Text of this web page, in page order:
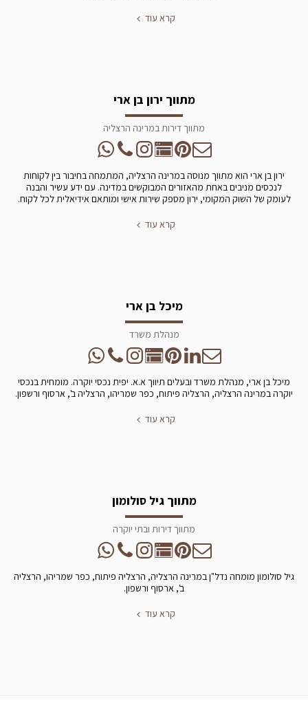
קרא עוד
מתווך ירון בן ארי
מתווך דירות במרינה הרצליה
ירון בן ארי הוא מתווך מנוסה במרינה הרצליה, המתמחה בחיבור בין לקוחות
לנכסים מניבים באחת מהאזורים המבוקשים במדינה. עם ידע עשיר והבנה
לעומק של השוק המקומי, ירון מספק שירות אישי ומותאם אידיאלית לכל לקוח.
קרא עוד
מיכל בן ארי
מנהלת משרד
מיכל בן ארי, מנהלת משרד ובעלים תיווך א.א. יפית נכסי יוקרה. מומחית בנכסי
יוקרה במרינה הרצליה, הרצליה פיתוח, כפר שמריהו, הרצליה ב', ארסוף ורשפון.
קרא עוד
מתווך גיל סולומון
מתווך דירות ובתי יוקרה
גיל סולומון מומחה נדל"ן במרינה הרצליה, הרצליה פיתוח, כפר שמריהו, הרצליה
ב', ארסוף ורשפון.
קרא עוד